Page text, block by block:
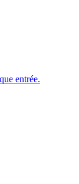
entrée.